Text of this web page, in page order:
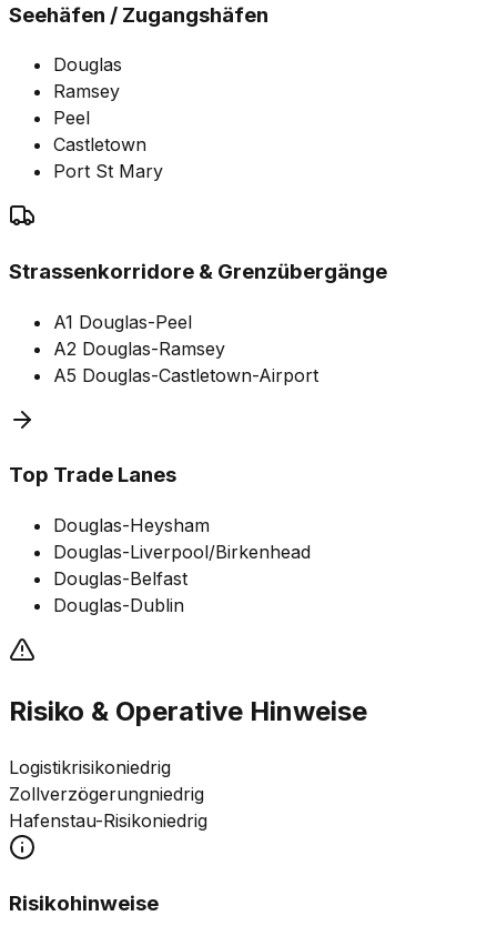
Seehäfen / Zugangshäfen
Douglas
Ramsey
Peel
Castletown
Port St Mary
Strassenkorridore & Grenzübergänge
A1 Douglas-Peel
A2 Douglas-Ramsey
A5 Douglas-Castletown-Airport
Top Trade Lanes
Douglas-Heysham
Douglas-Liverpool/Birkenhead
Douglas-Belfast
Douglas-Dublin
Risiko & Operative Hinweise
Logistikrisikoniedrig
Zollverzögerungniedrig
Hafenstau-Risikoniedrig
Risikohinweise